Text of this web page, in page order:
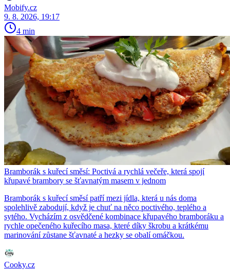
Mobify.cz
9. 8. 2026, 19:17
4 min
Bramborák s kuřecí směsí: Poctivá a rychlá večeře, která spojí
křupavé brambory se šťavnatým masem v jednom
Bramborák s kuřecí směsí patří mezi jídla, která u nás doma
spolehlivě zabodují, když je chuť na něco poctivého, teplého a
sytého. Vycházím z osvědčené kombinace křupavého bramboráku a
rychle opečeného kuřecího masa, které díky škrobu a krátkému
marinování zůstane šťavnaté a hezky se obalí omáčkou.
Cooky.cz